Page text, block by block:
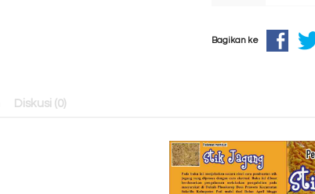
Bagikan ke
Diskusi (0)